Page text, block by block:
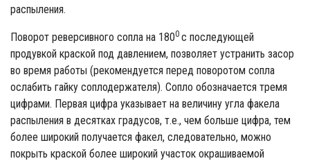
распыления.
Поворот реверсивного сопла на 1800 с последующей
продувкой краской под давлением, позволяет устранить засор
во время работы (рекомендуется перед поворотом сопла
ослабить гайку соплодержателя). Сопло обозначается тремя
цифрами. Первая цифра указывает на величину угла факела
распыления в десятках градусов, т.е., чем больше цифра, тем
более широкий получается факел, следовательно, можно
покрыть краской более широкий участок окрашиваемой